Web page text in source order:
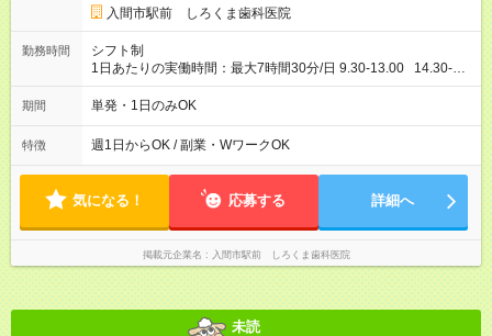
入間市駅前 しろくま歯科医院
勤務時間
シフト制
1日あたりの実働時間：最大7時間30分/日 9.30-13.00 14.30-
19.00 木日祝休み HP参照
期間 単発・1日のみOK
特徴 週1日からOK / 副業・WワークOK
気になる！ 応募する 詳細へ
掲載元企業名 入間市駅前 しろくま歯科医院
未読